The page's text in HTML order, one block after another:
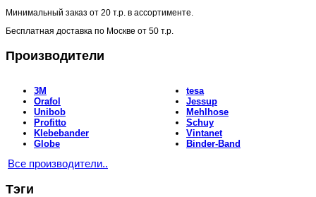
Минимальный заказ от 20 т.р. в ассортименте.
Бесплатная доставка по Москве от 50 т.р.
Производители
3M
Orafol
Unibob
Profitto
Klebebander
Globe
tesa
Jessup
Mehlhose
Schuy
Vintanet
Binder-Band
Все производители..
Тэги